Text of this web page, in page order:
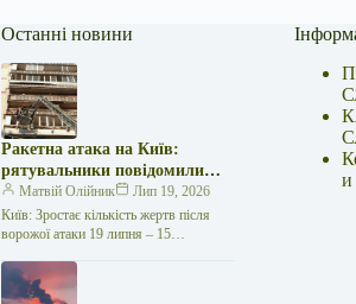
Останні новини
Ракетна атака на Київ:
рятувальники повідомили
про 15 поранених
Матвій Олійник
Лип 19, 2026
Київ: Зростає кількість жертв після
ворожої атаки 19 липня – 15
російської агресії, що сталася у
столиці…
и